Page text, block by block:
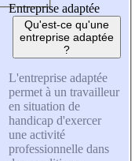
Entreprise adaptée
Qu'est-ce qu'une
entreprise adaptée
?
L'entreprise adaptée
permet à un travailleur
en situation de
handicap d'exercer
une activité
professionnelle dans